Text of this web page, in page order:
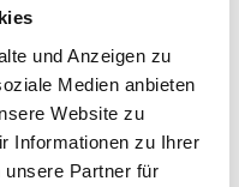
und Anzeigen zu
Medien anbieten
Website zu
Informationen zu Ihrer
unsere Partner für